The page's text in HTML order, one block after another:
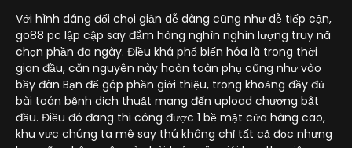
Với hình dáng đối chọi giản dễ dàng cũng như dễ tiếp cận,
go88 pc lập cập say đắm hàng nghìn nghìn lượng truy nã
chọn phần đa ngày. Điều khá phổ biến hóa là trong thời
gian đầu, căn nguyên này hoàn toàn phụ cũng như vào
bầy đàn Bạn để góp phần giới thiệu, trong khoảng đầy đủ
bài toán bệnh dịch thuật mang đến upload chương bắt
đầu. Điều đó đang thi công được 1 bề mặt cửa hàng cao,
khu vực chúng ta mê say thú không chỉ tất cả đọc nhưng